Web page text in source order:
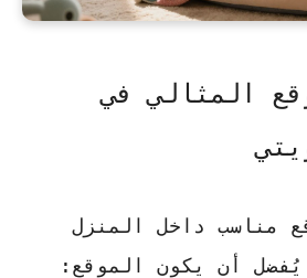
المثالي في
مناسب داخل المنزل
يُفضل أن يكون الموقع: